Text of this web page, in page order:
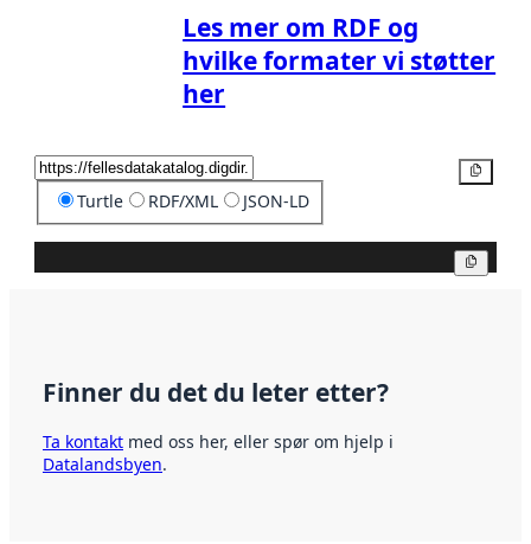
Les mer om RDF og
hvilke formater vi støtter
her
Turtle RDF/XML JSON-LD
Finner du det du leter etter?
Ta kontakt med oss her, eller spør om hjelp i
Datalandsbyen.